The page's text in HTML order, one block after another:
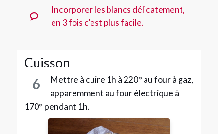
Incorporer les blancs délicatement,
en 3 fois c'est plus facile.
Cuisson
6
Mettre à cuire 1h à 220° au four à gaz,
apparemment au four électrique à
170° pendant 1h.